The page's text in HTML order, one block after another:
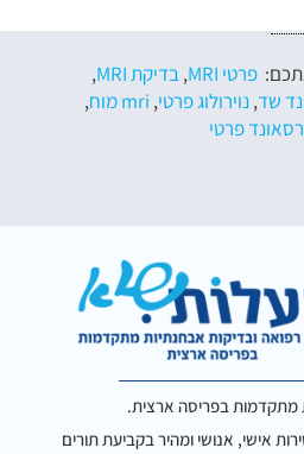
פרטי MRI ,בדיקת MRI
,
שד, נוירולוג פרטי, mri מוח
,
פרטי
מתקדמות בפריסה ארצית.
אישי, אנושי ומהיר בקביעת תורים